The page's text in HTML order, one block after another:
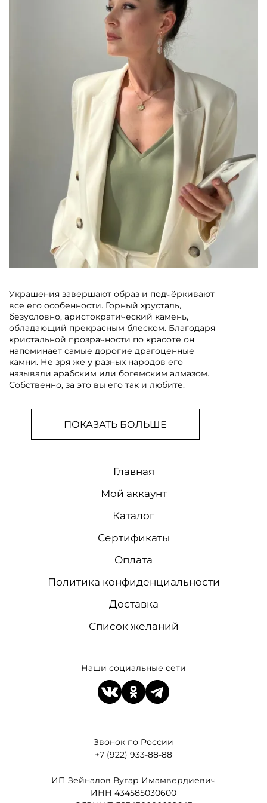
Украшения завершают образ и подчёркивают
все его особенности. Горный хрусталь,
безусловно, аристократический камень,
обладающий прекрасным блеском. Благодаря
кристальной прозрачности по красоте он
напоминает самые дорогие драгоценные
камни. Не зря же у разных народов его
называли арабским или богемским алмазом.
Собственно, за это вы его так и любите.
ПОКАЗАТЬ БОЛЬШЕ
Звонок по России
+7 (922) 933-88-88
ИП Зейналов Вугар Имамвердиевич
ИНН 434585030600
Главная
Мой аккаунт
Каталог
Сертификаты
Оплата
Политика конфиденциальности
Доставка
Список желаний
Наши социальные сети